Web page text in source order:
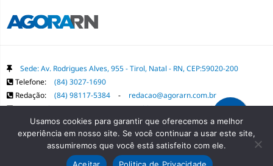
Sede: Av. Rodrigues Alves, 955 - Tirol, Natal - RN, CEP:59020-200
Telefone:
(84) 3027-1690
Redação:
(84) 98117-5384 -
redacao@agorarn.com.br
Comercial: (84) 98117-1718 - publica@agorarn.com.br
Copyright Grupo Agora RN. Todos os direitos reservados. É proibida a
reprodução do conteúdo desta página em qualquer meio de comunicação,
Usamos cookies para garantir que oferecemos a melhor
experiência em nosso site. Se você continuar a usar este site,
assumiremos que você está satisfeito com ele.
Aceitar
Politica de Privacidade